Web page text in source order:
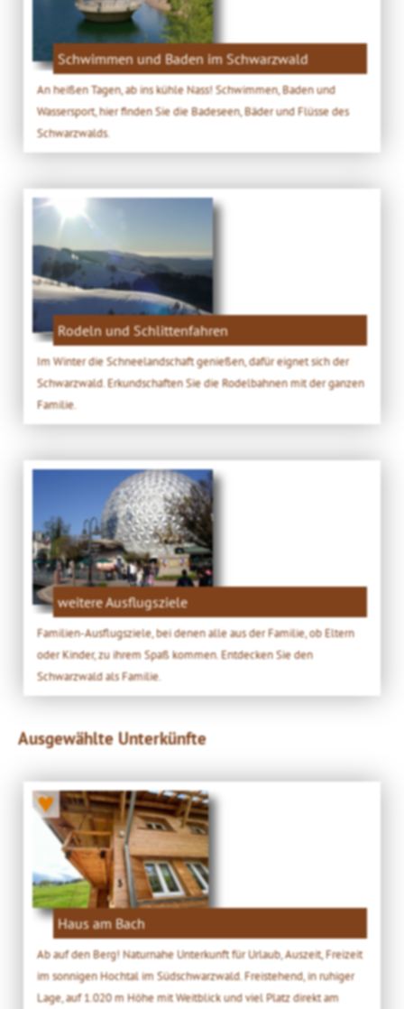
Schwimmen und Baden im Schwarzwald
An heißen Tagen, ab ins kühle Nass! Schwimmen, Baden und
Wassersport, hier finden Sie die Badeseen, Bäder und Flüsse des
Schwarzwalds.
Rodeln und Schlittenfahren
Im Winter die Schneelandschaft genießen, dafür eignet sich der
Schwarzwald. Erkundschaften Sie die Rodelbahnen mit der ganzen
Familie.
weitere Ausflugsziele
Familien-Ausflugsziele, bei denen alle aus der Familie, ob Eltern
oder Kinder, zu ihrem Spaß kommen. Entdecken Sie den
Schwarzwald als Familie.
Ausgewählte Unterkünfte
♥
Haus am Bach
Ab auf den Berg! Naturnahe Unterkunft für Urlaub, Auszeit, Freizeit
im sonnigen Hochtal im Südschwarzwald. Freistehend, in ruhiger
Lage, auf 1.020 m Höhe mit Weitblick und viel Platz direkt am